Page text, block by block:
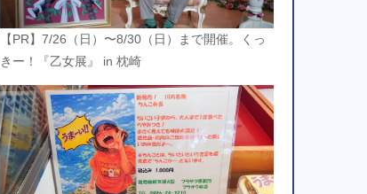
【PR】7/26（日）〜8/30（日）まで開催。くっ
きー！『乙女展』 in 枕崎